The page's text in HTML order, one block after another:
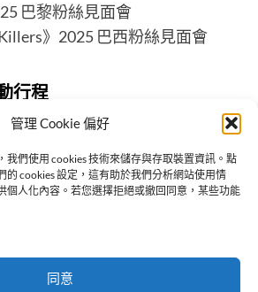
管理 Cookie 偏好
我們使用 cookies 技術來儲存與存取裝置資訊。點
的 cookies 設定，這有助於我們分析網站使用情
個人化內容。若您選擇拒絕或撤回同意，某些功能
同意
巴黎粉絲見面會
》2025 巴西粉絲見面會
行程
追泰星活動整理頁面！